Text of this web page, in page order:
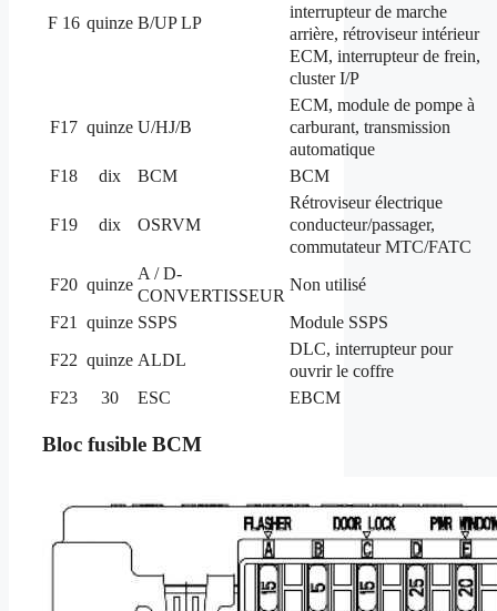
F 16 quinze B/UP LP
interrupteur de marche
arrière, rétroviseur intérieur
ECM, interrupteur de frein,
cluster I/P
F17 quinze U/HJ/B
ECM, module de pompe à
carburant, transmission
automatique
F18
dix BCM BCM
F19 dix OSRVM
Rétroviseur électrique
conducteur/passager,
commutateur MTC/FATC
F20 quinze
A / D-
CONVERTISSEUR
Non utilisé
F21
quinze SSPS
Module SSPS
F22 quinze ALDL
DLC, interrupteur pour
ouvrir le coffre
F23
30 ESC EBCM
Bloc fusible BCM